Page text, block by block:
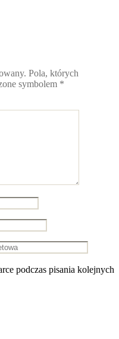
Pola, których
symbolem *
podczas pisania kolejnych